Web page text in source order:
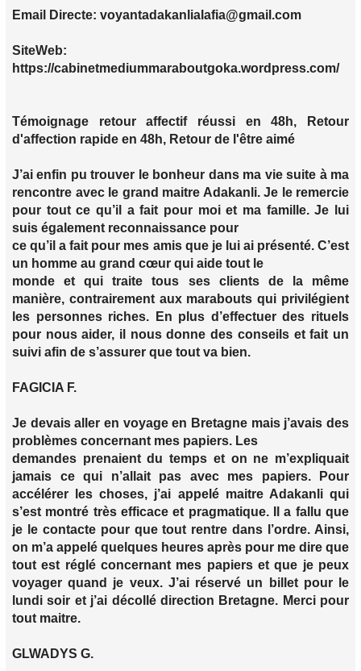
Email Directe: voyantadakanlialafia@gmail.com
SiteWeb:
https://cabinetmediummaraboutgoka.wordpress.com/
Témoignage retour affectif réussi en 48h, Retour
d'affection rapide en 48h, Retour de l'être aimé
J’ai enfin pu trouver le bonheur dans ma vie suite à ma
rencontre avec le grand maitre Adakanli. Je le remercie
pour tout ce qu’il a fait pour moi et ma famille. Je lui
suis également reconnaissance pour
ce qu’il a fait pour mes amis que je lui ai présenté. C’est
un homme au grand cœur qui aide tout le
monde et qui traite tous ses clients de la même
manière, contrairement aux marabouts qui privilégient
les personnes riches. En plus d’effectuer des rituels
pour nous aider, il nous donne des conseils et fait un
suivi afin de s’assurer que tout va bien.
FAGICIA F.
Je devais aller en voyage en Bretagne mais j’avais des
problèmes concernant mes papiers. Les
demandes prenaient du temps et on ne m’expliquait
jamais ce qui n’allait pas avec mes papiers. Pour
accélérer les choses, j’ai appelé maitre Adakanli qui
s’est montré très efficace et pragmatique. Il a fallu que
je le contacte pour que tout rentre dans l’ordre. Ainsi,
on m’a appelé quelques heures après pour me dire que
tout est réglé concernant mes papiers et que je peux
voyager quand je veux. J’ai réservé un billet pour le
lundi soir et j’ai décollé direction Bretagne. Merci pour
tout maitre.
GLWADYS G.